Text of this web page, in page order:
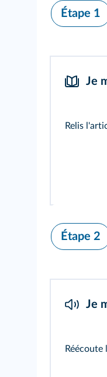
Étape 1
Je
Relis
Étape 2
Je